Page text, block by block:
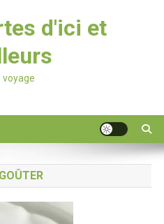
d'ici et
voyage